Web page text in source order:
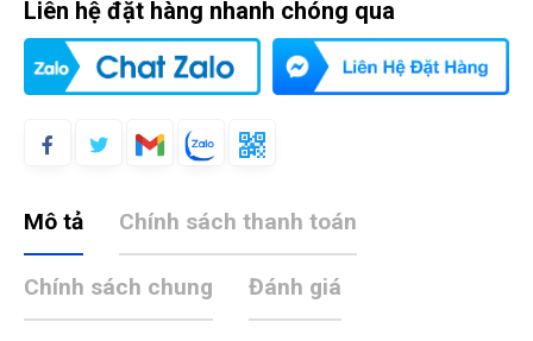
Liên hệ đặt hàng nhanh chóng qua
Mô tả Chính sách thanh toán
Chính sách chung Đánh giá